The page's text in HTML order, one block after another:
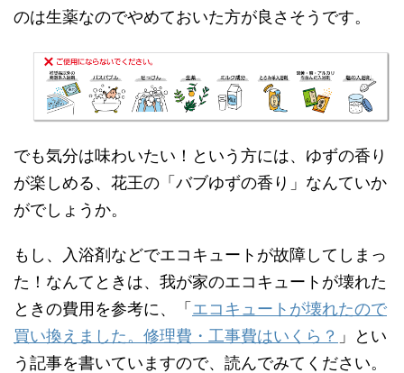
のは生薬なのでやめておいた方が良さそうです。
でも気分は味わいたい！という方には、ゆずの香り
が楽しめる、花王の「バブゆずの香り」なんていか
がでしょうか。
もし、入浴剤などでエコキュートが故障してしまっ
た！なんてときは、我が家のエコキュートが壊れた
ときの費用を参考に、「 エコキュートが壊れたので
買い換えました。修理費・工事費はいくら？ 」とい
う記事を書いていますので、読んでみてください。